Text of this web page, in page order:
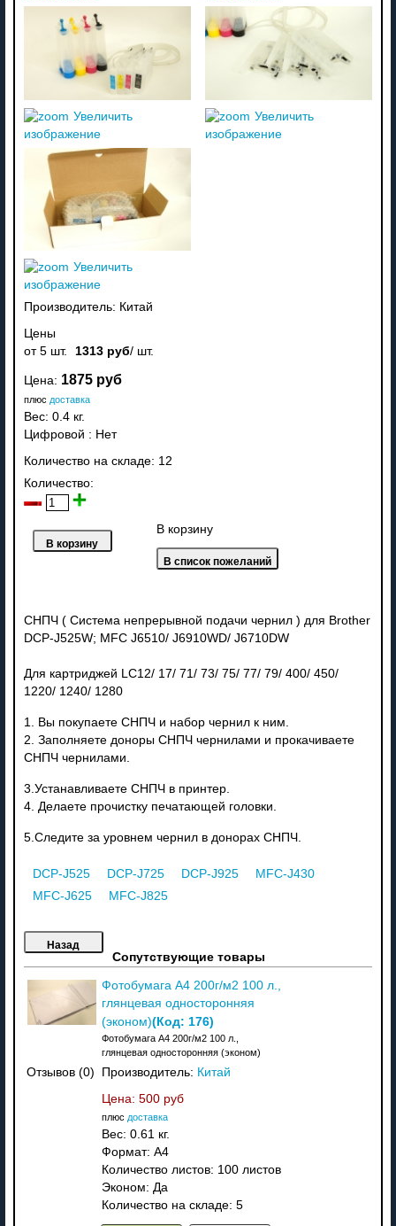
Увеличить
изображение
Увеличить
изображение
Увеличить
изображение
Производитель: Китай
Цены
от 5 шт.
1313 руб/ шт.
Цена: 1875 руб
плюс доставка
Вес: 0.4 кг.
Цифровой : Нет
Количество на складе: 12
Количество:
В корзину
СНПЧ ( Система непрерывной подачи чернил ) для Brother
DCP-J525W; MFC J6510/ J6910WD/ J6710DW
Для картриджей LC12/ 17/ 71/ 73/ 75/ 77/ 79/ 400/ 450/
1220/ 1240/ 1280
1. Вы покупаете СНПЧ и набор чернил к ним.
2. Заполняете доноры СНПЧ чернилами и прокачиваете
СНПЧ чернилами.
3.Устанавливаете СНПЧ в принтер.
4. Делаете прочистку печатающей головки.
5.Следите за уровнем чернил в донорах СНПЧ.
DCP-J525 DCP-J725 DCP-J925
MFC-J430
MFC-J625
MFC-J825
Сопутствующие товары
Отзывов (0)
Фотобумага A4 200г/м2 100 л.,
глянцевая односторонняя
(эконом)(Код: 176)
Фотобумага A4 200г/м2 100 л.,
глянцевая односторонняя (эконом)
Производитель: Китай
Цена: 500 руб
плюс доставка
Вес: 0.61 кг.
Формат: A4
Количество листов: 100 листов
Эконом: Да
Количество на складе: 5